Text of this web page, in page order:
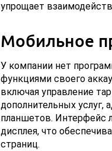
упрощает
Мобильное
У компании нет
функциями своего
включая управление
дополнительных услуг,
планшетов. Интерфейс
дисплея, что
страниц.